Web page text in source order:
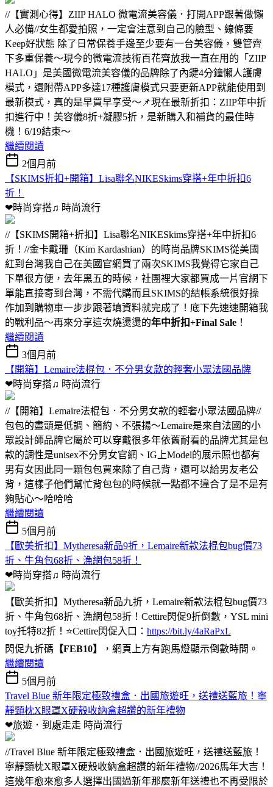
//【實測心得】ZIIP HALO 微電流美容儀．打開APP跟著做懶
人必備//女生都愛拍照，一定會注意到自己的臉型、線條要
Keep好狀態 除了日常保養手邊至少要有一台美容儀，雙管齊
下多重保養～現今的微電流技術百花齊放我一直在用的「ZIIP
HALO」是美國微電流美容儀的品牌除了內鍵4分鐘懶人護膚
模式，還附帶APP多達17種護膚模式只要更新APP就能使用到
最新模式，真的是早買早享受～📌現在最新折扣：ZIIP年中折
扣進行中！美容儀8折+凝膠5折，是新購入和補貨的最佳時
機！6/19結束～
繼續閱讀
2個月前
【SKIMS折扣+開箱】Lisa聯名NIKESkims穿搭+年中折扣6
折！
❤時尚穿搭♫ 時尚流行
//【SKIMS開箱+折扣】Lisa聯名NIKESkims穿搭+年中折扣6
折！//金卡戴珊（Kim Kardashian）的時尚品牌SKIMS從美國
紅到台灣我自己在美國官網買了兩次SKIMS我覺得它家自己
下單很方便，去年黑五的時候，社團裡大家都買成一片官網下
單能直接寄到台灣，不需代購而且SKIMS的結帳系統很好操
作加到購物車一步步跟著填資料就完成了！底下先速速開箱我
的戰利品～再來分享這次燒燙燙的年中折扣+Final Sale ！
繼續閱讀
3個月前
【開箱】Lemaire法棍包．不分男女款的輕奢小眾法國品牌
❤時尚穿搭♫ 時尚流行
//【開箱】Lemaire法棍包．不分男女款的輕奢小眾法國品牌//
包包的盡頭是低調、簡約、不張揚～Lemaire是來自法國的小
眾設計師品牌它屬於可以穿戴很多年依舊耐看的品牌尤其是包
款的調性是unisex不分男女官網、IG上Model的展示照也都有
男有女因此同一顆包包買來除了自己背，還可以給男友老公
背，這樣子他們幫忙背包包的時候就一點都不違合了是不是有
夠貼心～哈哈哈
繼續閱讀
5個月前
【歐美折扣】Mytheresa新品9折，Lemaire新款法棍包bug價73
折、牛角包68折、漁網包58折！
❤時尚穿搭♫ 時尚流行
【歐美折扣】Mytheresa新品九折，Lemaire新款法棍包bug價73
折、牛角包68折、漁網包58折！Cettire閃促9折倒數，YSL mini
toy托特82折！⭐Cettire閃促入口： https://bit.ly/4aRaPxL
閃促九折碼 【FEB10】
，網頁上方有跑馬燈顯示倒數時間。
繼續閱讀
5個月前
Travel Blue 新年限定極致禮盒．出國旅遊旺，送禮送藍旅！寧
靜頸枕X眼罩X硬殼收納盒超讚的新年禮物
❤旅遊．到處走走 時尚流行
//Travel Blue 新年限定極致禮盒．出國旅遊旺，送禮送藍旅！
寧靜頸枕X眼罩X硬殼收納盒超讚的新年禮物//2026馬年大吉！
這幾年愈來愈多人選擇出國過新年那麼新年送禮也不再受限於